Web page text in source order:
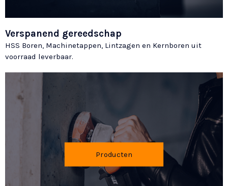
Verspanend gereedschap
HSS Boren, Machinetappen, Lintzagen en Kernboren uit
voorraad leverbaar.
Producten